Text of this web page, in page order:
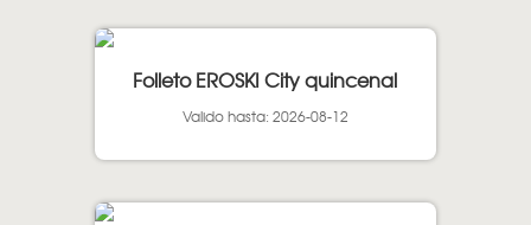
Folleto EROSKI City quincenal
Valido hasta: 2026-08-12